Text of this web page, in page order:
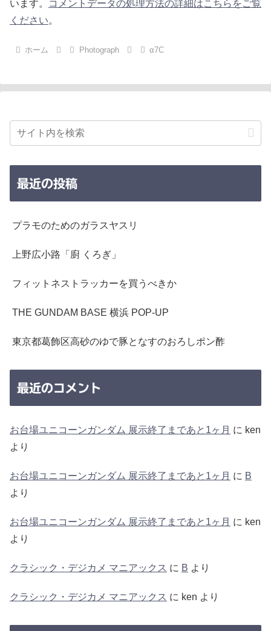
います。
コメントデータの処理方法の詳細はこちらをご覧
ください。
ホーム Photograph α7C
最近の投稿
プラモのためのガラスヤスリ
上野広小路「廚 くろぎ」
フィットネストラッカーを買うべきか
THE GUNDAM BASE 横浜 POP-UP
東京都葛飾区高砂のゆで豚となすのおろしポン酢
最近のコメント
お台場ユニコーンガンダム 展示終了まであと1ヶ月 に ken
より
お台場ユニコーンガンダム 展示終了まであと1ヶ月 に B
より
お台場ユニコーンガンダム 展示終了まであと1ヶ月 に ken
より
クラシック・デジカメ マニアックス に B より
クラシック・デジカメ マニアックス に ken より